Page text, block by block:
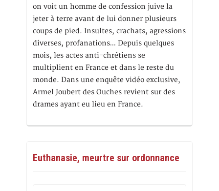
on voit un homme de confession juive la
jeter à terre avant de lui donner plusieurs
coups de pied. Insultes, crachats, agressions
diverses, profanations… Depuis quelques
mois, les actes anti-chrétiens se
multiplient en France et dans le reste du
monde. Dans une enquête vidéo exclusive,
Armel Joubert des Ouches revient sur des
drames ayant eu lieu en France.
Euthanasie, meurtre sur ordonnance